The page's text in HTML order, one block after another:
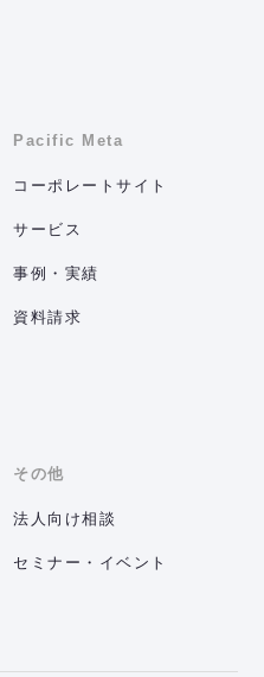
Pacific Meta
コーポレートサイト
サービス
事例・実績
資料請求
その他
法人向け相談
セミナー・イベント